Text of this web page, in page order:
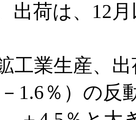
出荷は、12
工業生産、
－1.6％）の